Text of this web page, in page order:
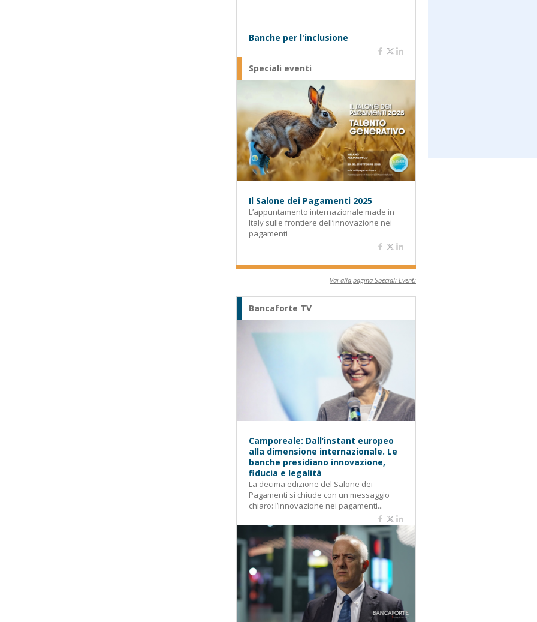
Banche per l'inclusione
Speciali eventi
Il Salone dei Pagamenti 2025
L’appuntamento internazionale made in
Italy sulle frontiere dell’innovazione nei
pagamenti
Vai alla pagina Speciali Eventi
Bancaforte TV
Camporeale: Dall’instant europeo
alla dimensione internazionale. Le
banche presidiano innovazione,
fiducia e legalità
La decima edizione del Salone dei
Pagamenti si chiude con un messaggio
chiaro: l’innovazione nei pagamenti...